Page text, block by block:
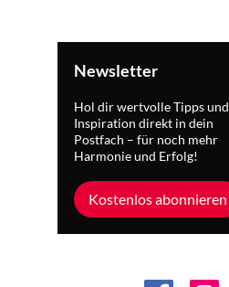
Newsletter
Hol dir wertvolle Tipps und
Inspiration direkt in dein
Postfach – für noch mehr
Harmonie und Erfolg!
Kostenlos abonnieren